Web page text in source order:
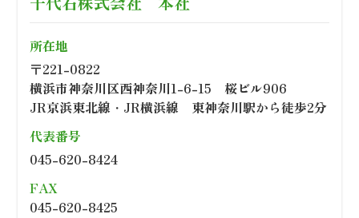
所在地
〒221-0822
横浜市神奈川区西神奈川1-6-15 桜ビル906
JR京浜東北線・JR横浜線 東神奈川駅から徒歩2分
代表番号
045-620-8424
FAX
045-620-8425